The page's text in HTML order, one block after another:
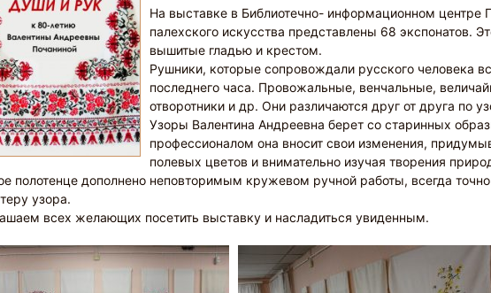
На выставке в Библиотечно- информационном центре
палехского искусства представлены 68 экспонатов.
вышитые гладью и крестом.
Рушники, которые сопровождали русского человека
последнего часа. Провожальные, венчальные,
отворотники и др. Они различаются друг от друга по
Узоры Валентина Андреевна берет со старинных
профессионалом она вносит свои изменения,
полевых цветов и внимательно изучая творения
полотенце дополнено неповторимым кружевом ручной работы, всегда
узора.
всех желающих посетить выставку и насладиться увиденным.